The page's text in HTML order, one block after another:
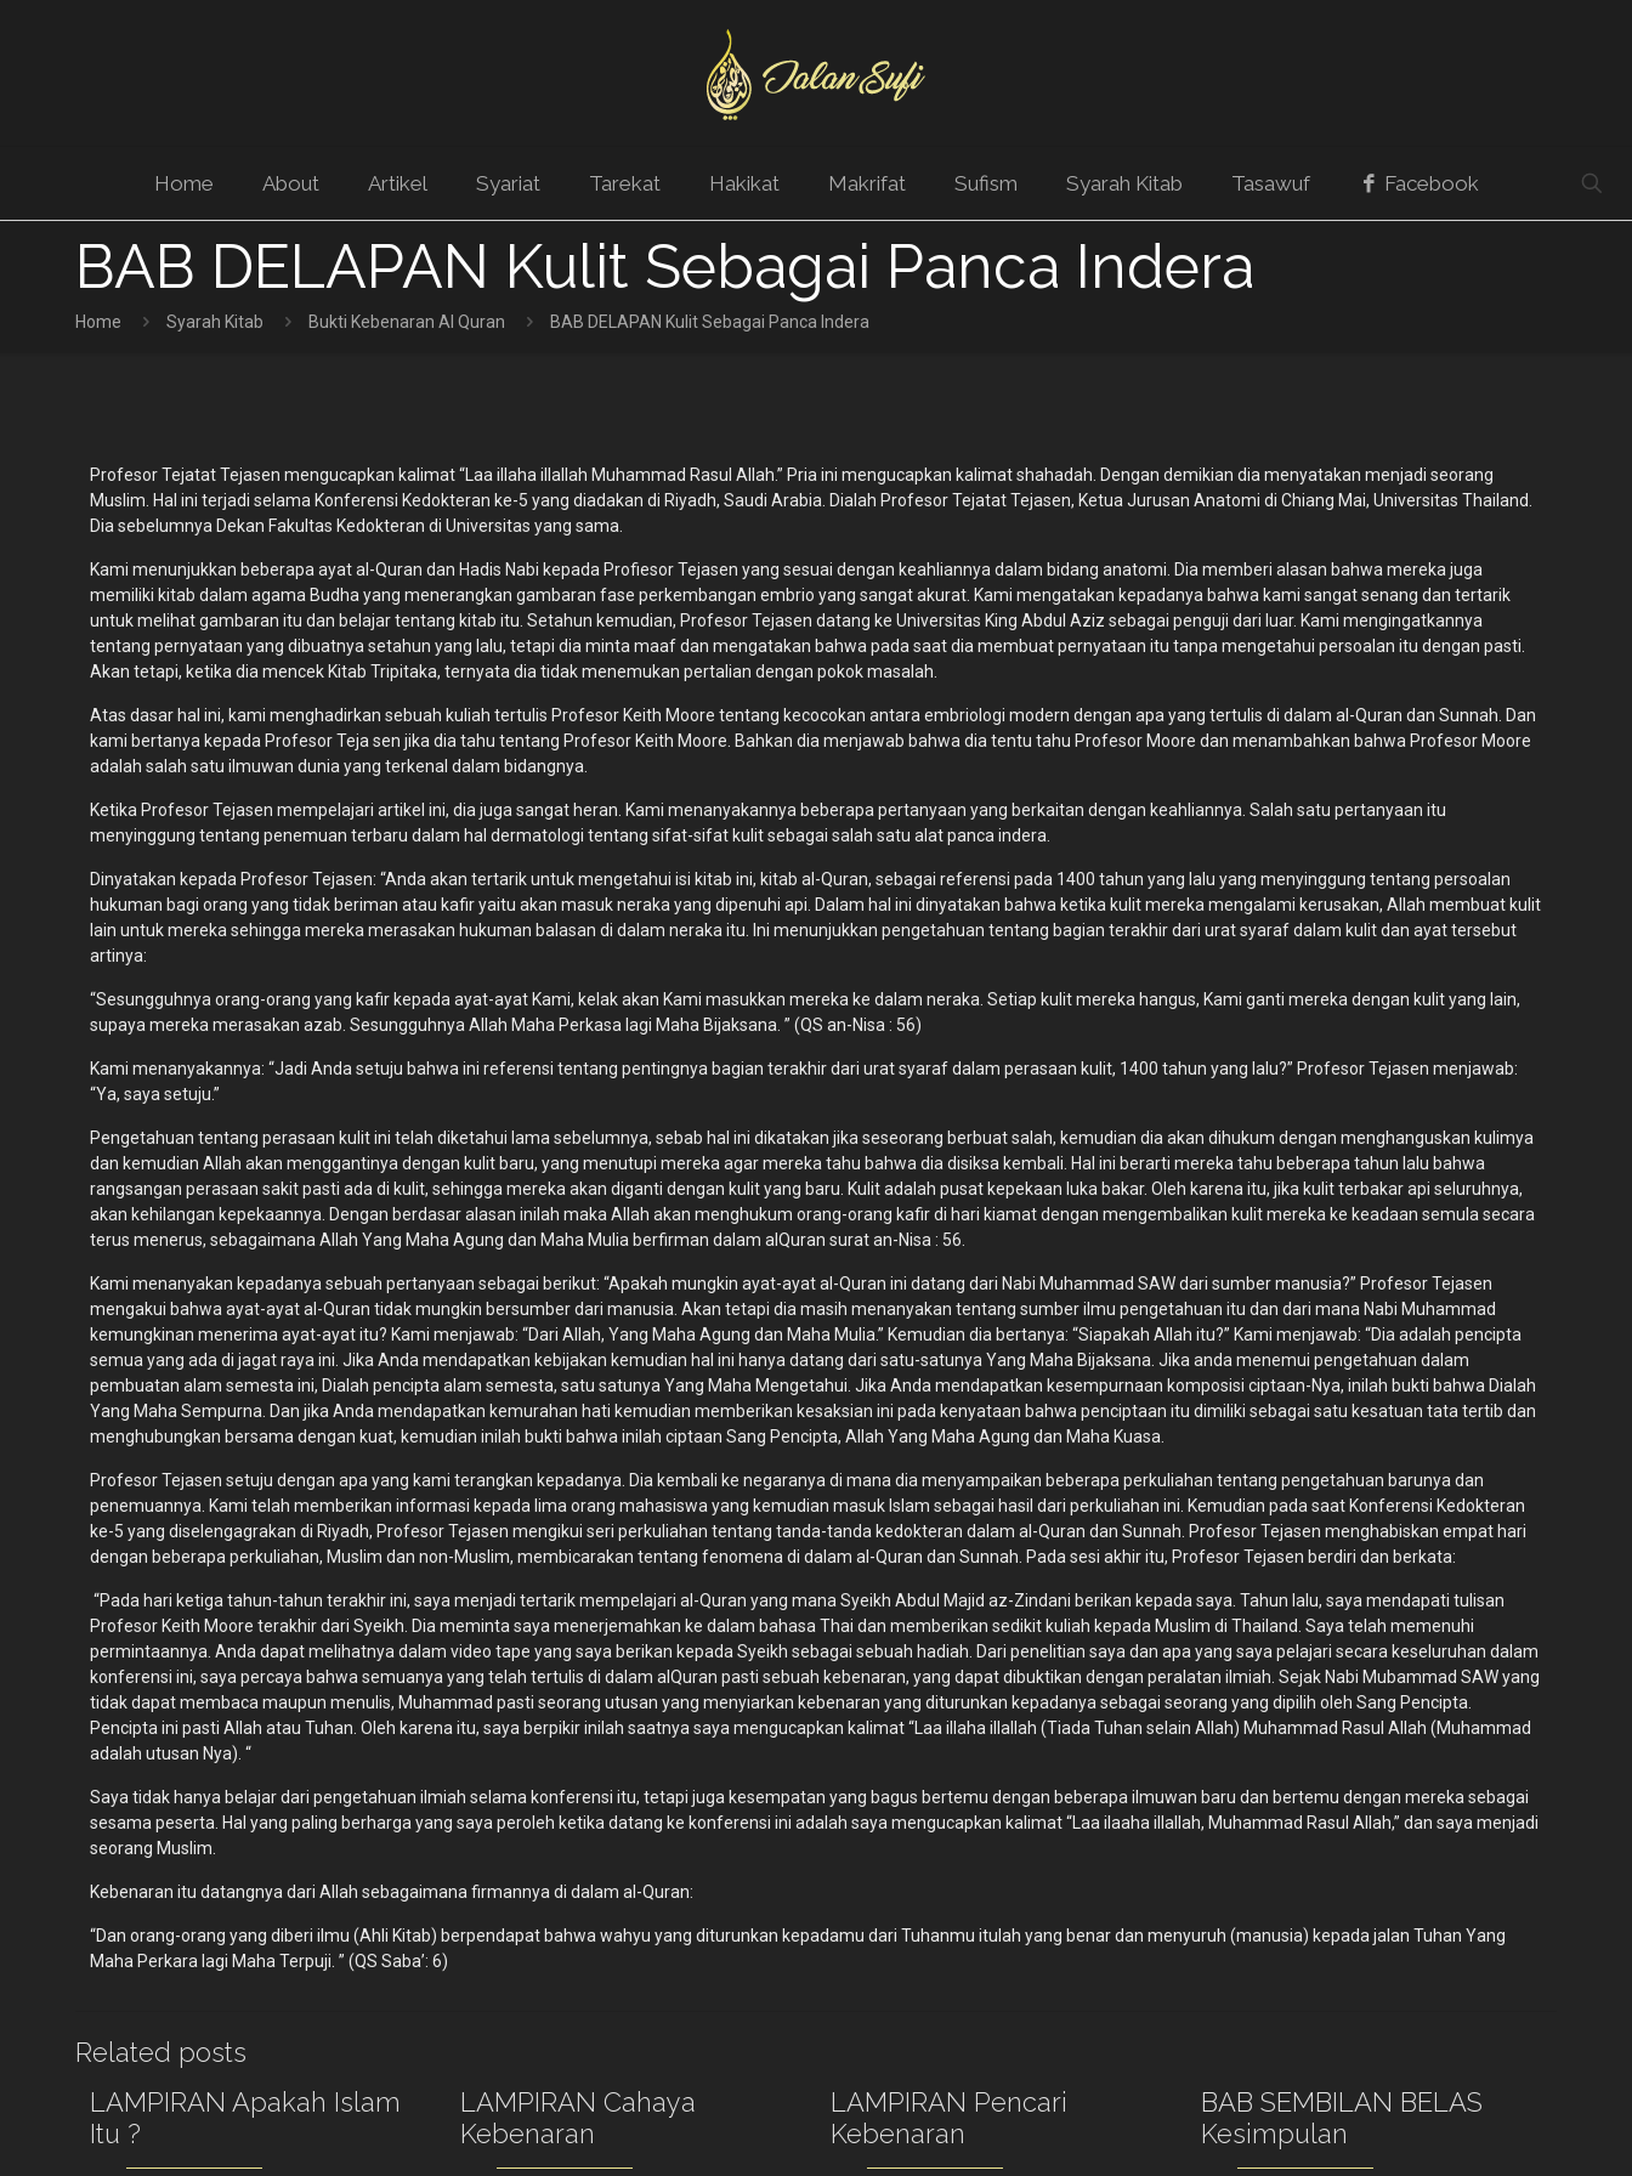
Home About Artikel Syariat Tarekat Hakikat Makrifat Sufism Syarah Kitab Tasawuf Facebook
BAB DELAPAN Kulit Sebagai Panca Indera
Home Syarah Kitab Bukti Kebenaran Al Quran BAB DELAPAN Kulit Sebagai Panca Indera
Profesor Tejatat Tejasen mengucapkan kalimat “Laa illaha illallah Muhammad Rasul Allah.” Pria ini mengucapkan kalimat shahadah. Dengan demikian dia menyatakan menjadi seorang
Muslim. Hal ini terjadi selama Konferensi Kedokteran ke-5 yang diadakan di Riyadh, Saudi Arabia. Dialah Profesor Tejatat Tejasen, Ketua Jurusan Anatomi di Chiang Mai, Universitas Thailand.
Dia sebelumnya Dekan Fakultas Kedokteran di Universitas yang sama.
Kami menunjukkan beberapa ayat al-Quran dan Hadis Nabi kepada Profiesor Tejasen yang sesuai dengan keahliannya dalam bidang anatomi. Dia memberi alasan bahwa mereka juga
memiliki kitab dalam agama Budha yang menerangkan gambaran fase perkembangan embrio yang sangat akurat. Kami mengatakan kepadanya bahwa kami sangat senang dan tertarik
untuk melihat gambaran itu dan belajar tentang kitab itu. Setahun kemudian, Profesor Tejasen datang ke Universitas King Abdul Aziz sebagai penguji dari luar. Kami mengingatkannya
tentang pernyataan yang dibuatnya setahun yang lalu, tetapi dia minta maaf dan mengatakan bahwa pada saat dia membuat pernyataan itu tanpa mengetahui persoalan itu dengan pasti.
Akan tetapi, ketika dia mencek Kitab Tripitaka, ternyata dia tidak menemukan pertalian dengan pokok masalah.
Atas dasar hal ini, kami menghadirkan sebuah kuliah tertulis Profesor Keith Moore tentang kecocokan antara embriologi modern dengan apa yang tertulis di dalam al-Quran dan Sunnah. Dan
kami bertanya kepada Profesor Teja sen jika dia tahu tentang Profesor Keith Moore. Bahkan dia menjawab bahwa dia tentu tahu Profesor Moore dan menambahkan bahwa Profesor Moore
adalah salah satu ilmuwan dunia yang terkenal dalam bidangnya.
Ketika Profesor Tejasen mempelajari artikel ini, dia juga sangat heran. Kami menanyakannya beberapa pertanyaan yang berkaitan dengan keahliannya. Salah satu pertanyaan itu
menyinggung tentang penemuan terbaru dalam hal dermatologi tentang sifat-sifat kulit sebagai salah satu alat panca indera.
Dinyatakan kepada Profesor Tejasen: “Anda akan tertarik untuk mengetahui isi kitab ini, kitab al-Quran, sebagai referensi pada 1400 tahun yang lalu yang menyinggung tentang persoalan
hukuman bagi orang yang tidak beriman atau kafir yaitu akan masuk neraka yang dipenuhi api. Dalam hal ini dinyatakan bahwa ketika kulit mereka mengalami kerusakan, Allah membuat kulit
lain untuk mereka sehingga mereka merasakan hukuman balasan di dalam neraka itu. Ini menunjukkan pengetahuan tentang bagian terakhir dari urat syaraf dalam kulit dan ayat tersebut
artinya:
“Sesungguhnya orang-orang yang kafir kepada ayat-ayat Kami, kelak akan Kami masukkan mereka ke dalam neraka. Setiap kulit mereka hangus, Kami ganti mereka dengan kulit yang lain,
supaya mereka merasakan azab. Sesungguhnya Allah Maha Perkasa lagi Maha Bijaksana. ” (QS an-Nisa : 56)
Kami menanyakannya: “Jadi Anda setuju bahwa ini referensi tentang pentingnya bagian terakhir dari urat syaraf dalam perasaan kulit, 1400 tahun yang lalu?” Profesor Tejasen menjawab:
“Ya, saya setuju.”
Pengetahuan tentang perasaan kulit ini telah diketahui lama sebelumnya, sebab hal ini dikatakan jika seseorang berbuat salah, kemudian dia akan dihukum dengan menghanguskan kulimya
dan kemudian AIlah akan menggantinya dengan kulit baru, yang menutupi mereka agar mereka tahu bahwa dia disiksa kembali. Hal ini berarti mereka tahu beberapa tahun lalu bahwa
rangsangan perasaan sakit pasti ada di kulit, sehingga mereka akan diganti dengan kulit yang baru. Kulit adalah pusat kepekaan luka bakar. Oleh karena itu, jika kulit terbakar api seluruhnya,
akan kehilangan kepekaannya. Dengan berdasar alasan inilah maka Allah akan menghukum orang-orang kafir di hari kiamat dengan mengembalikan kulit mereka ke keadaan semula secara
terus menerus, sebagaimana Allah Yang Maha Agung dan Maha Mulia berfirman dalam al­Quran surat an-Nisa : 56.
Kami menanyakan kepadanya sebuah pertanyaan sebagai berikut: “Apakah mungkin ayat-ayat al-Quran ini datang dari Nabi Muhammad SAW dari sumber manusia?” Profesor Tejasen
mengakui bahwa ayat-ayat al-Quran tidak mungkin bersumber dari manusia. Akan tetapi dia masih menanyakan tentang sumber ilmu pengetahuan itu dan dari mana Nabi Muhammad
kemungkinan menerima ayat-ayat itu? Kami menjawab: “Dari Allah, Yang Maha Agung dan Maha Mulia.” Kemudian dia bertanya: “Siapakah Allah itu?” Kami menjawab: “Dia adalah pencipta
semua yang ada di jagat raya ini. Jika Anda mendapatkan kebijakan kemudian hal ini hanya datang dari satu-satunya Yang Maha Bijaksana. Jika anda menemui pengetahuan dalam
pembuatan alam semesta ini, Dialah pencipta alam semesta, satu ­satunya Yang Maha Mengetahui. Jika Anda mendapatkan kesempurnaan komposisi ciptaan-Nya, inilah bukti bahwa Dialah
Yang Maha Sempurna. Dan jika Anda mendapatkan kemurahan hati kemudian memberikan kesaksian ini pada kenyataan bahwa penciptaan itu dimiliki sebagai satu kesatuan tata tertib dan
menghubungkan bersama dengan kuat, kemudian inilah bukti bahwa inilah ciptaan Sang Pencipta, Allah Yang Maha Agung dan Maha Kuasa.
Profesor Tejasen setuju dengan apa yang kami terangkan kepadanya. Dia kembali ke negaranya di mana dia menyampaikan beberapa perkuliahan tentang pengetahuan barunya dan
penemuannya. Kami telah memberikan informasi kepada lima orang mahasiswa yang kemudian masuk Islam sebagai hasil dari perkuliahan ini. Kemudian pada saat Konferensi Kedokteran
ke-5 yang diselengagrakan di Riyadh, Profesor Tejasen mengikui seri perkuliahan tentang tanda-tanda kedokteran dalam al-Quran dan Sunnah. Profesor Tejasen menghabiskan empat hari
dengan beberapa perkuliahan, Muslim dan non-Muslim, membicarakan tentang fenomena di dalam al-Quran dan Sunnah. Pada sesi akhir itu, Profesor Tejasen berdiri dan berkata:
“Pada hari ketiga tahun-tahun terakhir ini, saya menjadi tertarik mempelajari al-Quran yang mana Syeikh Abdul Majid az-Zindani berikan kepada saya. Tahun lalu, saya mendapati tulisan
Profesor Keith Moore terakhir dari Syeikh. Dia meminta saya menerjemahkan ke dalam bahasa Thai dan memberikan sedikit kuliah kepada Muslim di Thailand. Saya telah memenuhi
permintaannya. Anda dapat melihatnya dalam video tape yang saya berikan kepada Syeikh sebagai sebuah hadiah. Dari penelitian saya dan apa yang saya pelajari secara keseluruhan dalam
konferensi ini, saya percaya bahwa semuanya yang telah tertulis di dalam al­Quran pasti sebuah kebenaran, yang dapat dibuktikan dengan peralatan ilmiah. Sejak Nabi Mubammad SAW yang
tidak dapat membaca maupun menulis, Muhammad pasti seorang utusan yang menyiarkan kebenaran yang diturunkan kepadanya sebagai seorang yang dipilih oleh Sang Pencipta.
Pencipta ini pasti Allah atau Tuhan. Oleh karena itu, saya berpikir inilah saatnya saya mengucapkan kalimat “Laa illaha illallah (Tiada Tuhan selain Allah) Muhammad Rasul Allah (Muhammad
adalah utusan Nya). “
Saya tidak hanya belajar dari pengetahuan ilmiah selama konferensi itu, tetapi juga kesempatan yang bagus bertemu dengan beberapa ilmuwan baru dan bertemu dengan mereka sebagai
sesama peserta. Hal yang paling berharga yang saya peroleh ketika datang ke konferensi ini adalah saya mengucapkan kalimat “Laa ilaaha illallah, Muhammad Rasul Allah,” dan saya menjadi
seorang Muslim.
Kebenaran itu datangnya dari Allah sebagaimana firmannya di dalam al-Quran:
“Dan orang-orang yang diberi ilmu (Ahli Kitab) berpendapat bahwa wahyu yang diturunkan kepadamu dari Tuhanmu itulah yang benar dan menyuruh (manusia) kepada jalan Tuhan Yang
Maha Perkara lagi Maha Terpuji. ” (QS Saba’: 6)
Related posts
LAMPIRAN Apakah Islam
Itu ?
LAMPIRAN Cahaya
Kebenaran
LAMPIRAN Pencari
Kebenaran
BAB SEMBILAN BELAS
Kesimpulan